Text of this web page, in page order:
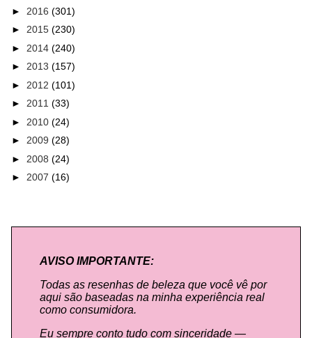
► 2016 (301)
► 2015 (230)
► 2014 (240)
► 2013 (157)
► 2012 (101)
► 2011 (33)
► 2010 (24)
► 2009 (28)
► 2008 (24)
► 2007 (16)
AVISO IMPORTANTE:
Todas as resenhas de beleza que você vê por
aqui são baseadas na minha experiência real
como consumidora.
Eu sempre conto tudo com sinceridade —